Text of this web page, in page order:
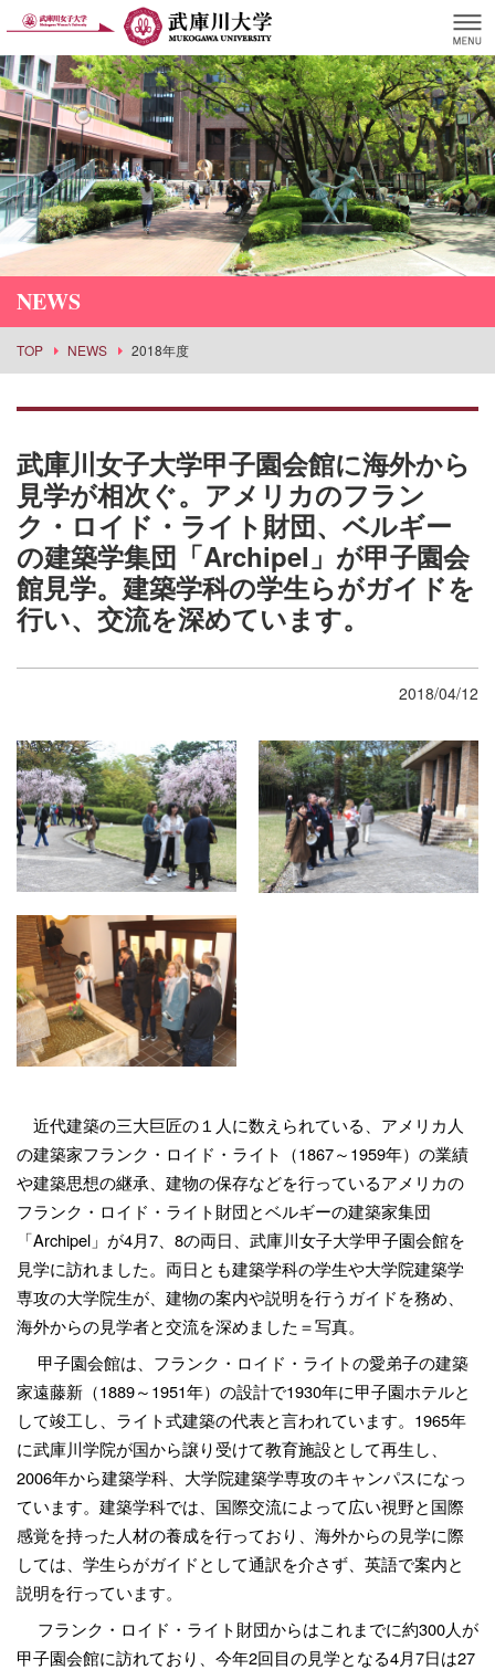
NEWS
TOP NEWS 2018年度
武庫川女子大学甲子園会館に海外から
見学が相次ぐ。アメリカのフラン
ク・ロイド・ライト財団、ベルギー
の建築学集団「Archipel」が甲子園会
館見学。建築学科の学生らがガイドを
行い、交流を深めています。
2018/04/12
近代建築の三大巨匠の１人に数えられている、アメリカ人
の建築家フランク・ロイド・ライト（1867～1959年）の業績
や建築思想の継承、建物の保存などを行っているアメリカの
フランク・ロイド・ライト財団とベルギーの建築家集団
「Archipel 」が4月7 8の両日、武庫川女子大学甲子園会館を
見学に訪れました。両日とも建築学科の学生や大学院建築学
専攻の大学院生が、建物の案内や説明を行うガイドを務め、
海外からの見学者と交流を深めました＝写真。
甲子園会館は、フランク・ロイド・ライトの愛弟子の建築
家遠藤新（1889～1951年）の設計で1930年に甲子園ホテルと
して竣工し、ライト式建築の代表と言われています。 1965年
に武庫川学院が国から譲り受けて教育施設として再生し、
2006年から建築学科、大学院建築学専攻のキャンパスになっ
ています。建築学科では、国際交流によって広い視野と国際
感覚を持った人材の養成を行っており、海外からの見学に際
しては、学生らがガイドとして通訳を介さず、英語で案内と
説明を行っています。
フランク・ロイド・ライト財団からはこれまでに約300人が
甲子園会館に訪れており、今年2回目の見学となる4月7日は27